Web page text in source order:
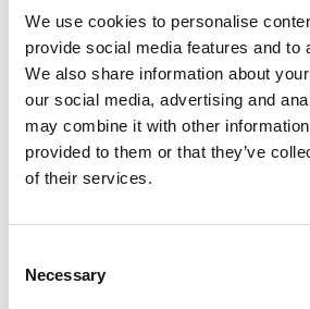
We use cookies to personalise
provide social media features and to
We also share information about
our social media, advertising and
may combine it with other
provided to them or that they’ve
of their services.
Selection
Necessary
Bruto
Per werkplek € 64,21
Tarieven zijn op jaarbasis en excl. btw.
aanmelding uit eigen beweging of binnen
reactieperiode en blijft alleen behouden als
betaalt.